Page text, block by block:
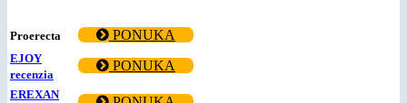
Proerecta PONUKA
EJOY
recenzia
PONUKA
EREXAN